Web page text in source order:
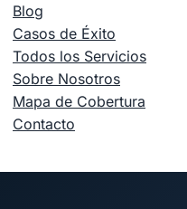
Blog
Casos de Éxito
Todos los Servicios
Sobre Nosotros
Mapa de Cobertura
Contacto